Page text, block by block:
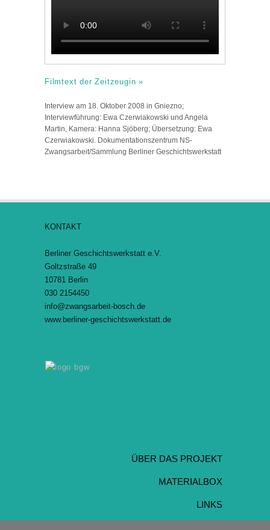
Filmtext der Zeitzeugin »
Interview am 18. Oktober 2008 in Gniezno;
Interviewführung: Ewa Czerwiakowski und Angela
Martin, Kamera: Hanna Sjöberg; Übersetzung: Ewa
Czerwiakowski. Dokumentationszentrum NS-
Zwangsarbeit/Sammlung Berliner Geschichtswerkstatt
KONTAKT
Berliner Geschichtswerkstatt e.V.
Goltzstraße 49
10781 Berlin
030 2154450
info@zwangsarbeit-bosch.de
www.berliner-geschichtswerkstatt.de
ÜBER DAS PROJEKT
MATERIALBOX
LINKS